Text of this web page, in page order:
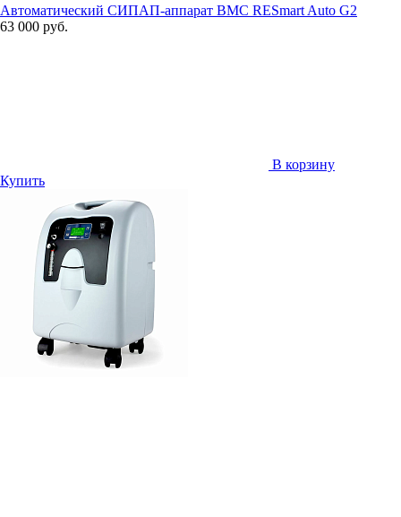
Автоматический СИПАП-аппарат BMC RESmart Auto G2
63 000 руб.
В корзину
Купить